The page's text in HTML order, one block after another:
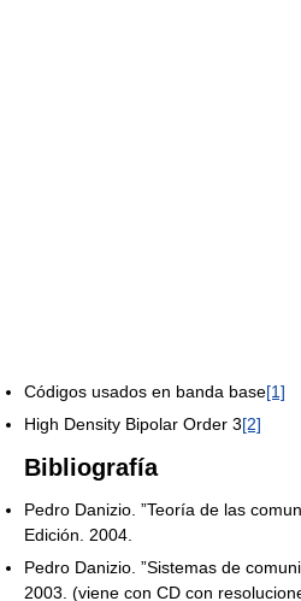
Códigos usados en banda base[1]
High Density Bipolar Order 3[2]
Bibliografía
Pedro Danizio. ”Teoría de las
Edición. 2004.
Pedro Danizio. ”Sistemas de
2003. (viene con CD con